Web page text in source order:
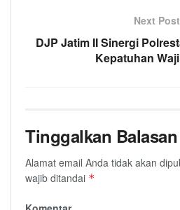
Next Post
DJP Jatim II Sinergi
Kepatuhan
Tinggalkan Balasan
Alamat email Anda tidak akan
wajib ditandai *